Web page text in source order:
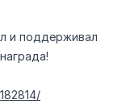
и поддерживал